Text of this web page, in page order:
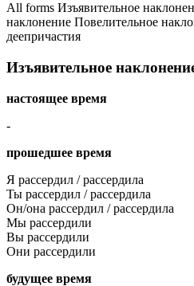
All forms Изъявительное
наклонение Повелительное
деепричастия
Изъявительное
настоящее время
-
прошедшее время
Я рассердил / рассердила
Ты рассердил / рассердила
Он/она рассердил / рассердила
Мы рассердили
Вы рассердили
Они рассердили
будущее время